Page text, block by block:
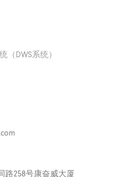
DWS系统）
路258号康奋威大厦